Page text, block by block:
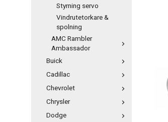
Styrning servo
Vindrutetorkare &
spolning
AMC Rambler
Ambassador
Buick
Cadillac
Chevrolet
Chrysler
Dodge